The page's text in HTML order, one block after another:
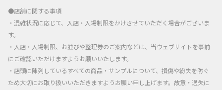
●店舗に関する事項
・混雑状況に応じて、入店・入場制限をかけさせていただく場合がございま
す。
・入店・入場制限、お並びや整理券のご案内などは、当ウェブサイトを事前
にご確認いただけますようお願いいたします。
・店頭に陳列しているすべての商品・サンプルについて、損傷や紛失を防ぐ
ため大切にお取り扱いいただきますようお願い申し上げます。故意・過失に